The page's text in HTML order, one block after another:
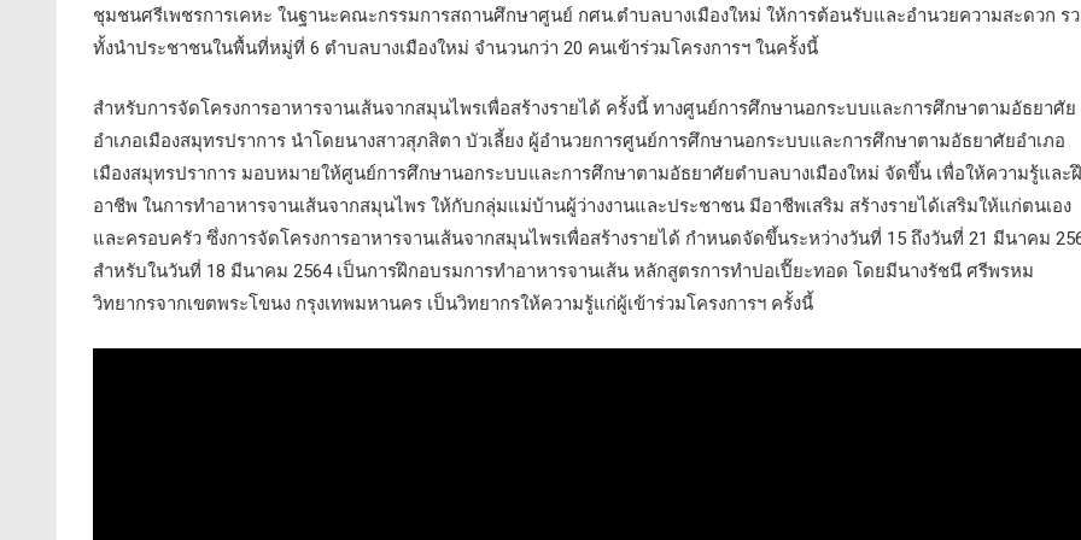
ชุมชนศรีเพชรการเคหะ ในฐานะคณะกรรมการสถานศึกษาศูนย์ กศน.ตำบลบางเมืองใหม่ ให้การต้อนรับและอำนวยความสะดวก ร
ทั้งนำประชาชนในพื้นที่หมู่ที่ 6 ตำบลบางเมืองใหม่ จำนวนกว่า 20 คนเข้าร่วมโครงการฯ ในครั้งนี้
สำหรับการจัดโครงการอาหารจานเส้นจากสมุนไพรเพื่อสร้างรายได้ ครั้งนี้ ทางศูนย์การศึกษานอกระบบและการศึกษาตามอัธยาศัย
อำเภอเมืองสมุทรปราการ นำโดยนางสาวสุภสิตา บัวเลี้ยง ผู้อำนวยการศูนย์การศึกษานอกระบบและการศึกษาตามอัธยาศัยอำเภอ
เมืองสมุทรปราการ มอบหมายให้ศูนย์การศึกษานอกระบบและการศึกษาตามอัธยาศัยตำบลบางเมืองใหม่ จัดขึ้น เพื่อให้ความรู้และ
อาชีพ ในการทำอาหารจานเส้นจากสมุนไพร ให้กับกลุ่มแม่บ้านผู้ว่างงานและประชาชน มีอาชีพเสริม สร้างรายได้เสริมให้แก่ตนเอง
และครอบครัว ซึ่งการจัดโครงการอาหารจานเส้นจากสมุนไพรเพื่อสร้างรายได้ กำหนดจัดขึ้นระหว่างวันที่ 15 ถึงวันที่ 21 มีนาคม
สำหรับในวันที่ 18 มีนาคม 2564 เป็นการฝึกอบรมการทำอาหารจานเส้น หลักสูตรการทำปอเปี๊ยะทอด โดยมีนางรัชนี ศรีพรหม
วิทยากรจากเขตพระโขนง กรุงเทพมหานคร เป็นวิทยากรให้ความรู้แก่ผู้เข้าร่วมโครงการฯ ครั้งนี้